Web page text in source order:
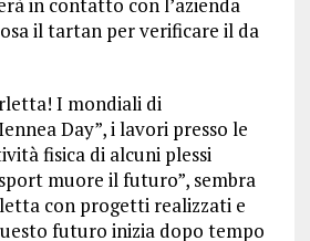
in contatto con l’azienda
il tartan per verificare il da
I mondiali di
Day”, i lavori presso le
fisica di alcuni plessi
muore il futuro”, sembra
con progetti realizzati e
futuro inizia dopo tempo